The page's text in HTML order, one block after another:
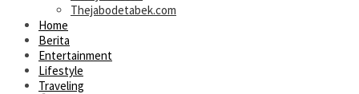
Thejabodetabek.com
Home
Berita
Entertainment
Lifestyle
Traveling